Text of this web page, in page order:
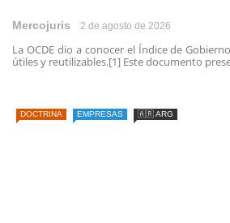
Mercojuris 2 de agosto de 2026
La OCDE dio a conocer el Índice de
útiles y reutilizables.[1] Este documento
DOCTRINA EMPRESAS 🇦🇷 ARG